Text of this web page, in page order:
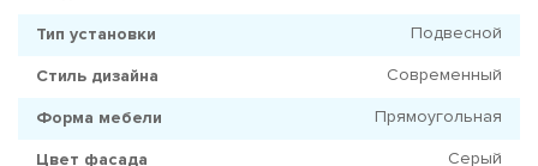
Тип установки Подвесной
Стиль дизайна Современный
Форма мебели Прямоугольная
Цвет фасада Серый